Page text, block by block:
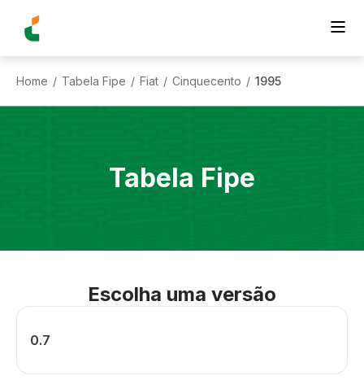
Home / Tabela Fipe / Fiat / Cinquecento / 1995
Tabela Fipe
Escolha uma versão
0.7